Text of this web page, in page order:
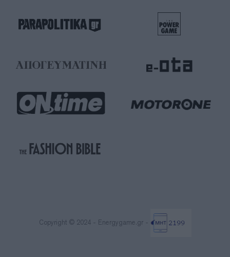
Copyright © 2024 - Energygame.gr -